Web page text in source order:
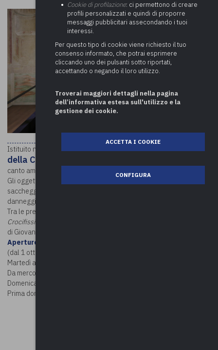
Istituito nel 2013 in tre locali dell’antica canonica, ilMuseo
della Collegiata
canto ambrosiano, manoscritti, avori, oreficerie e arredi sacri.
Gli oggetti esposti erano parte del
saccheggiato nel 1513 dai mercenari svizzeri e ulteriormente
danneggiato da un incendio nel 1780.
Tra le preziose opere d’arte sacra ricordiamo la pala d’altare con la
Crocifissione
di Giovanni del 1440 e un
Aperture
(dal 1 ottobre 2023 al 31 marzo 2024)
Martedì aperture straordinarie per gruppi info@museocollegiata.it
Da mercoledì a sabato | 9:30 – 12:30 / 14:30 – 17:30
Domenica e festivi | 10:00 – 13:00 / 15:00 – 18:00
Prima domenica del mese | 10:00 – 18:00
Cookie di profilazione: ci permettono di creare
profili personalizzati e quindi di proporre
messaggi pubblicitari assecondando i tuoi
interessi.
Per questo tipo di cookie viene richiesto il tuo
consenso informato, che potrai esprimere
cliccando uno dei pulsanti sotto riportati,
accettando o negando il loro utilizzo.
Troverai maggiori dettagli nella pagina
dell’informativa estesa sull'utilizzo e la
gestione dei cookie.
ACCETTA I COOKIE
CONFIGURA